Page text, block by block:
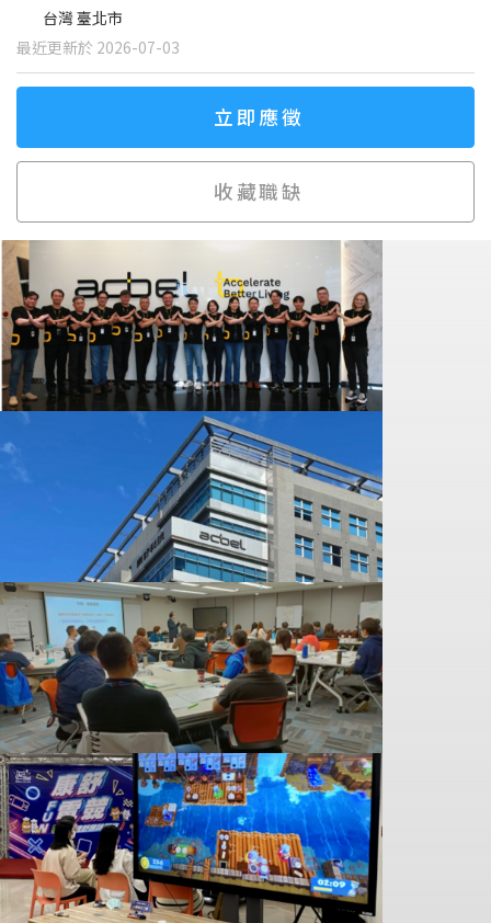
台灣 臺北市
最近更新於 2026-07-03
立即應徵
收藏職缺